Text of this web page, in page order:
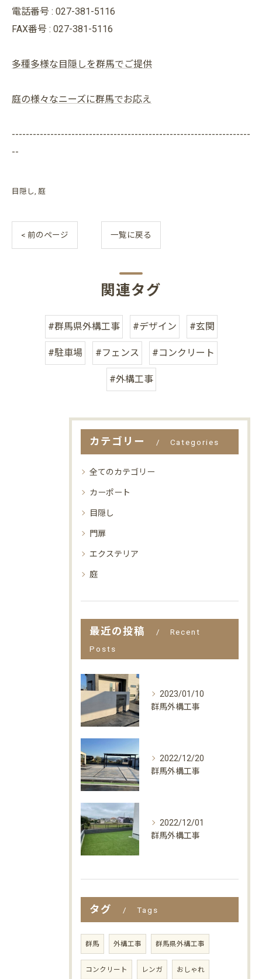
電話番号 : 027-381-5116
FAX番号 : 027-381-5116
多種多様な目隠しを群馬でご提供
庭の様々なニーズに群馬でお応え
--------------------------------------------------------------------
--
目隠し 庭
< 前のページ 一覧に戻る
関連タグ
#群馬県外構工事 #デザイン #玄関
#駐車場 #フェンス #コンクリート
#外構工事
カテゴリー Categories
全てのカテゴリー
カーポート
目隠し
門扉
エクステリア
庭
最近の投稿
Recent
Posts
2023/01/10
群馬外構工事
2022/12/20
群馬外構工事
2022/12/01
群馬外構工事
タグ Tags
群馬 外構工事 群馬県外構工事
コンクリート レンガ おしゃれ